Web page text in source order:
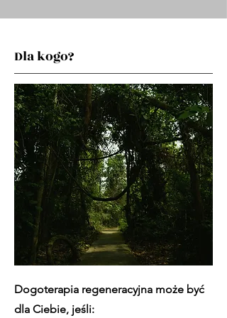
Dla kogo?
Dogoterapia regeneracyjna może być
dla Ciebie, jeśli: